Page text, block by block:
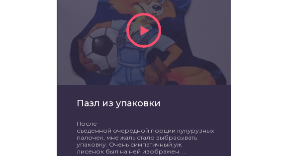
Пазл из упаковки
После
съеденной очередной порции кукурузных
палочек, мне жаль стало выбрасывать
упаковку. Очень симпатичный уж
лисенок был на ней изображен. ...